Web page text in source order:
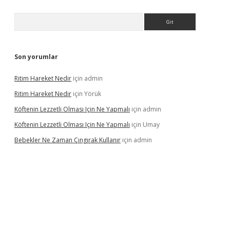
Son yorumlar
Ritim Hareket Nedir için admin
Ritim Hareket Nedir için Yörük
Köftenin Lezzetli Olması Için Ne Yapmalı için admin
Köftenin Lezzetli Olması Için Ne Yapmalı için Umay
Bebekler Ne Zaman Çıngırak Kullanır için admin